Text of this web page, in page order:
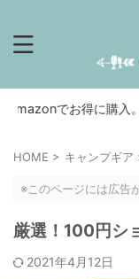
に購入。アウトドア、
HOME > キャンプギア
※このページには広告
厳選！100円シ
2021年4月12日